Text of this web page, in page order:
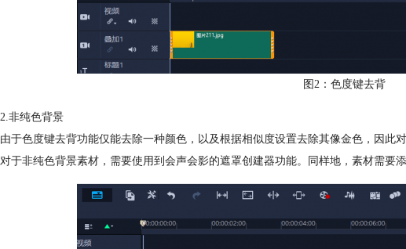
图2：色度键去背
2.非纯色背景
由于色度键去背功能仅能去除一种颜色，以及根据相似度设置去除其像金色，因此
对于非纯色背景素材，需要使用到会声会影的遮罩创建器功能。同样地，素材需要